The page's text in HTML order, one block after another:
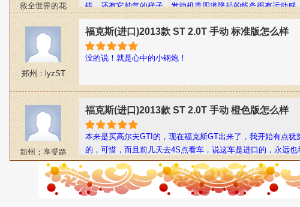
救全世界的花
错，还有它帅气的样子，发动机盖四道隆起的线条很有运动
郑州：lyzST
福克斯(进口)2013款 ST 2.0T 手动 标准版怎么样
没的说！就是心中的小钢炮！
郑州：享受路
上的感觉
福克斯(进口)2013款 ST 2.0T 手动 橙色版怎么样
本来是买高尔夫GTI的，现在福克斯GT出来了，我开始有点犹
的，可惜，而且前几天去4S点看车，说这车是进口的，永远
驾，无语了我。高尔夫GTI我是试驾过，个人感觉动力和操控
能试驾，真郁闷。
福克斯(进口)2013款 ST 2.0T 手动 橙色版怎么样